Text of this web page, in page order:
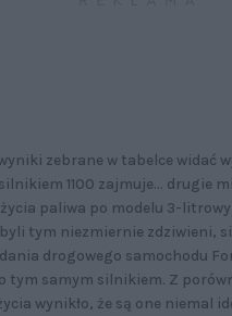
zebrane w tabelce widać
1100 zajmuje... drugie
paliwa po modelu 3-
tym niezmiernie zdziwieni,
drogowego samochodu
tym samym silnikiem. Z
wynikło, że są one niemal